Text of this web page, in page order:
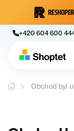
+420 604 600
Obchod byl